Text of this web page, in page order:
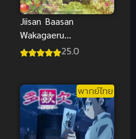
Jiisan Baasan
Wakagaeru
ซับไทย
25.0
พากย์ไทย